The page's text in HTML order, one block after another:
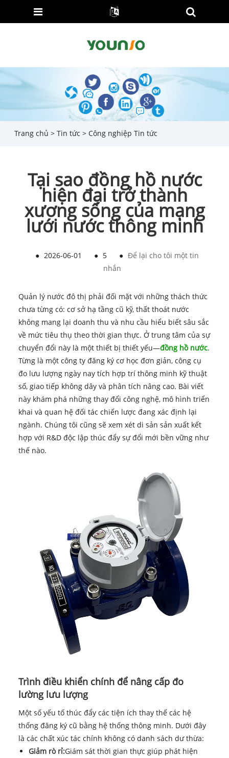
Trang chủ > Tin tức > Công nghiệp Tin tức
Tại sao đồng hồ nước
hiện đại trở thành
xương sống của mạng
lưới nước thông minh
● 2026-06-01 ● 5 ● Để lại cho tôi một tin
nhắn
Quản lý nước đô thị phải đối mặt với những thách thức
chưa từng có: cơ sở hạ tầng cũ kỹ, thất thoát nước
không mang lại doanh thu và nhu cầu hiểu biết sâu sắc
về mức tiêu thụ theo thời gian thực. Ở trung tâm của sự
chuyển đổi này là một thiết bị thiết yếu—đồng hồ nước.
Từng là một công ty đăng ký cơ học đơn giản, công cụ
đo lưu lượng ngày nay tích hợp trí thông minh kỹ thuật
số, giao tiếp không dây và phân tích nâng cao. Bài viết
này khám phá những thay đổi công nghệ, mô hình triển
khai và quan hệ đối tác chiến lược đang xác định lại
ngành. Chúng tôi cũng sẽ xem xét di sản sản xuất kết
hợp với R&D độc lập thúc đẩy sự đổi mới bền vững như
thế nào.
Trình điều khiển chính để nâng cấp đo
lường lưu lượng
Một số yếu tố thúc đẩy các tiện ích thay thế các hệ
thống đăng ký cũ bằng hệ thống thông minh. Dưới đây
là các chất xúc tác chính không có danh sách dư thừa:
Giảm rò rỉ:Giám sát thời gian thực giúp phát hiện